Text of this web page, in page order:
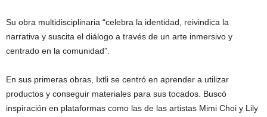
Su obra multidisciplinaria “celebra la identidad, reivindica la
narrativa y suscita el diálogo a través de un arte inmersivo y
centrado en la comunidad”.
En sus primeras obras, Ixtli se centró en aprender a utilizar
productos y conseguir materiales para sus tocados. Buscó
inspiración en plataformas como las de las artistas Mimi Choi y Lily